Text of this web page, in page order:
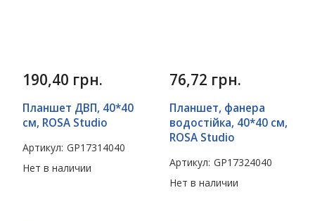
190,40 грн.
Планшет ДВП, 40*40
см, ROSA Studio
Артикул: GP17314040
Нет в наличии
76,72 грн.
Планшет, фанера
водостійка, 40*40 см,
ROSA Studio
Артикул: GP17324040
Нет в наличии